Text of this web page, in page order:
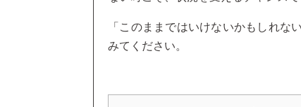
「このままではいけないかもしれ
みてください。